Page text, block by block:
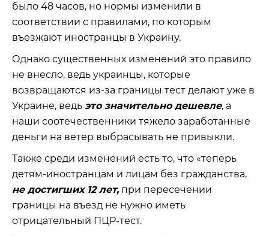
было 48 часов, но нормы изменили в
соответствии с правилами, по которым
въезжают иностранцы в Украину.
Однако существенных изменений это правило
не внесло, ведь украинцы, которые
возвращаются из-за границы тест делают уже в
Украине, ведь это значительно дешевле, а
наши соотечественники тяжело заработанные
деньги на ветер выбрасывать не привыкли.
Также среди изменений есть то, что «теперь
детям-иностранцам и лицам без гражданства,
не достигших 12 лет, при пересечении
границы на въезд не нужно иметь
отрицательный ПЦР-тест.